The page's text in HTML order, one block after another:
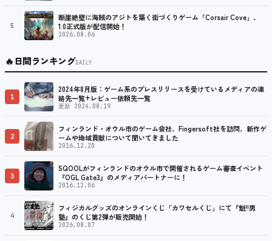
5
断崖絶壁に海賊のアジトを築く街づくりゲーム「Corsair Cove」、
1.0正式版が配信開始！
2026.08.06
🔥日間ランキングDAILY
1
2024年8月版：ゲーム系のプレスリリースを受けているメディアの連
絡先一覧+レビュー依頼先一覧
更新 2024.08.19
2
フィンランド・オウル市のゲーム会社、Fingersoft社を訪問、新作ゲ
ームや地域貢献について聞いてきました
2016.12.20
3
SQOOLがフィンランドのオウル市で開催されるゲーム審査イベント
『OGL Gate3』のメディアパートナーに！
2016.12.06
4
フィジカルグッズのオンラインくじ「カワセルくじ」にて『魁!!男
塾』のくじ第2弾が販売開始！
2026.08.07